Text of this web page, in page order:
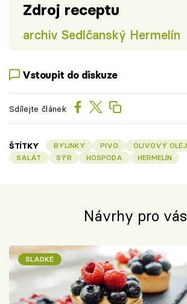
Zdroj receptu
archiv Sedlčanský Hermelín
Vstoupit do diskuze
Sdílejte článek
ŠTÍTKY BYLINKY PIVO OLIVOVÝ OLEJ
SALÁT
SÝR HOSPODA HERMELÍN
Návrhy pro vás
SLADKÉ